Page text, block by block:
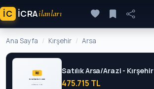
İC ICRAilanları
Ana Sayfa Kırşehir Arsa
Satılık Arsa/Arazi - Kırşehir
475.715 TL